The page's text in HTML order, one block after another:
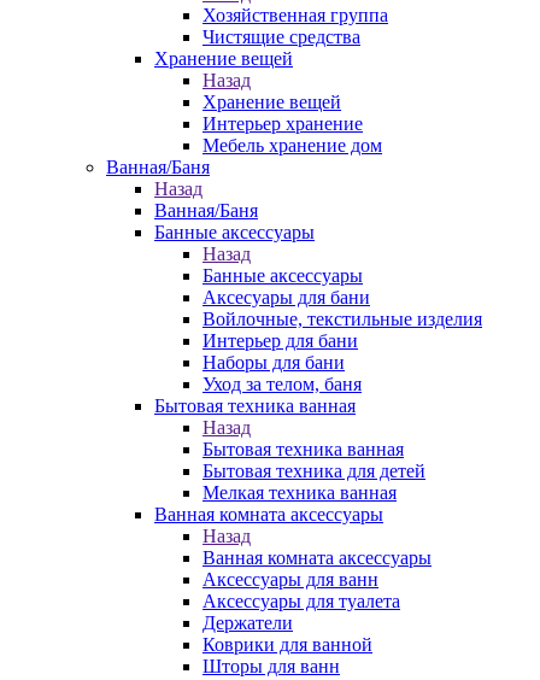
Хозяйственная группа
Чистящие средства
Хранение вещей
Назад
Хранение вещей
Интерьер хранение
Мебель хранение дом
Ванная/Баня
Назад
Ванная/Баня
Банные аксессуары
Назад
Банные аксессуары
Аксесуары для бани
Войлочные, текстильные изделия
Интерьер для бани
Наборы для бани
Уход за телом, баня
Бытовая техника ванная
Назад
Бытовая техника ванная
Бытовая техника для детей
Мелкая техника ванная
Ванная комната аксессуары
Назад
Ванная комната аксессуары
Аксессуары для ванн
Аксессуары для туалета
Держатели
Коврики для ванной
Шторы для ванн